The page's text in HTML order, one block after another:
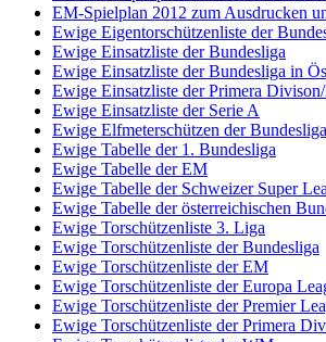
EM-Spielplan 2012 zum Ausdrucken
Ewige Eigentorschützenliste der
Ewige Einsatzliste der Bundesliga
Ewige Einsatzliste der Bundesliga in
Ewige Einsatzliste der Primera
Ewige Einsatzliste der Serie A
Ewige Elfmeterschützen der Bundesliga
Ewige Tabelle der 1. Bundesliga
Ewige Tabelle der EM
Ewige Tabelle der Schweizer Super
Ewige Tabelle der österreichischen
Ewige Torschützenliste 3. Liga
Ewige Torschützenliste der Bundesliga
Ewige Torschützenliste der EM
Ewige Torschützenliste der Europa
Ewige Torschützenliste der Premier
Ewige Torschützenliste der Primera